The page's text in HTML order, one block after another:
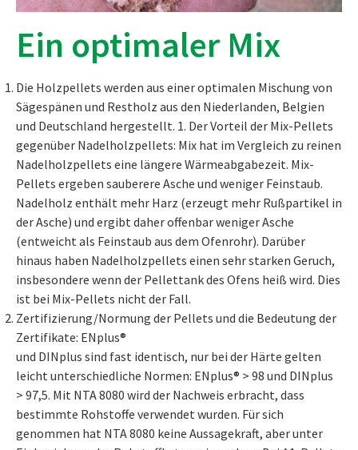
Ein optimaler Mix
Die Holzpellets werden aus einer optimalen Mischung von
Sägespänen und Restholz aus den Niederlanden, Belgien
und Deutschland hergestellt. 1. Der Vorteil der Mix-Pellets
gegenüber Nadelholzpellets: Mix hat im Vergleich zu reinen
Nadelholzpellets eine längere Wärmeabgabezeit. Mix-
Pellets ergeben sauberere Asche und weniger Feinstaub.
Nadelholz enthält mehr Harz (erzeugt mehr Rußpartikel in
der Asche) und ergibt daher offenbar weniger Asche
(entweicht als Feinstaub aus dem Ofenrohr). Darüber
hinaus haben Nadelholzpellets einen sehr starken Geruch,
insbesondere wenn der Pellettank des Ofens heiß wird. Dies
ist bei Mix-Pellets nicht der Fall.
Zertifizierung/Normung der Pellets und die Bedeutung der
Zertifikate: ENplus®
und DINplus sind fast identisch, nur bei der Härte gelten
leicht unterschiedliche Normen: ENplus® > 98 und DINplus
> 97,5. Mit NTA 8080 wird der Nachweis erbracht, dass
bestimmte Rohstoffe verwendet wurden. Für sich
genommen hat NTA 8080 keine Aussagekraft, aber unter